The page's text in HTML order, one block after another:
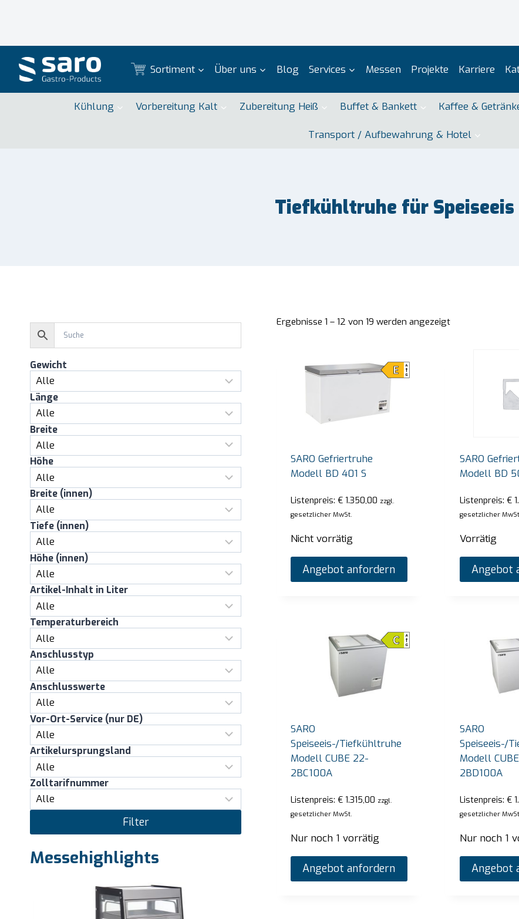
Sortiment Über uns Blog Services Messen Projekte Karriere
Kühlung Vorbereitung Kalt Zubereitung Heiß Buffet & Bankett Kaffee &
Transport / Aufbewahrung & Hotel
Tiefkühltruhe für Speiseeis
Ergebnisse 1 – 12 von 19 werden angezeigt
SARO Gefriertruhe
Modell BD 401 S
Listenpreis:€ 1.350,00 zzgl.
gesetzlicher MwSt.
Nicht vorrätig
Angebot anfordern
SARO
Modell BD
Listenpreis: €
gesetzlicher
Vorrätig
Angebot
SARO
Speiseeis-/Tiefkühltruhe
Modell CUBE 22-
2BC100A
Listenpreis:€ 1.315,00 zzgl.
gesetzlicher MwSt.
Nur noch 1 vorrätig
Angebot anfordern
SARO
Speiseeis-/
Modell
2BD100A
Listenpreis: €
gesetzlicher
Nur noch 1
Angebot
Gewicht
Länge
Breite
Höhe
Breite (innen)
Tiefe (innen)
Höhe (innen)
Artikel-Inhalt in Liter
Temperaturbereich
Anschlusstyp
Anschlusswerte
Vor-Ort-Service (nur DE)
Artikelursprungsland
Zolltarifnummer
Filter
Messehighlights